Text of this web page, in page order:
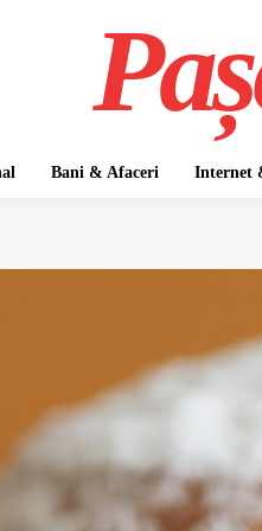
Bani & Afaceri Internet